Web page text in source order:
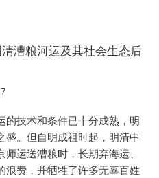
漕粮河运及其社会生态后
的技术和条件已十分成熟，明
盛。但自明成祖时起，明清中
运送漕粮时，长期弃海运、
浪费，并牺牲了许多无辜百姓